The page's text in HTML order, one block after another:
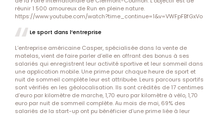
réunir 1 500 amoureux de Run en pleine nature.
https://www.youtube.com/watch?time_continue=1&v=VWFpFBfGxVo
Le sport dans l’entreprise
L’entreprise américaine Casper, spécialisée dans la vente de
matelas, vient de faire parler d’elle en offrant des bonus à ses
salariés qui enregistrent leur activité sportive et leur sommeil dans
une application mobile. Une prime pour chaque heure de sport et
nuit de sommeil complète leur est attribuée. Leurs parcours sportifs
sont vérifiés en les géolocalisation. Ils sont crédités de 17 centimes
d’euro par kilomètre de marche, 1,70 euro par kilomètre à vélo, 1,70
euro par nuit de sommeil complète. Au mois de mai, 69% des
salariés de la start-up ont pu bénéficier d’une prime liée à leur